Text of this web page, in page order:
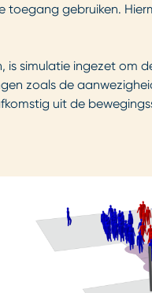
gebruiken.
simulatie ingezet om
zoals de
uit de